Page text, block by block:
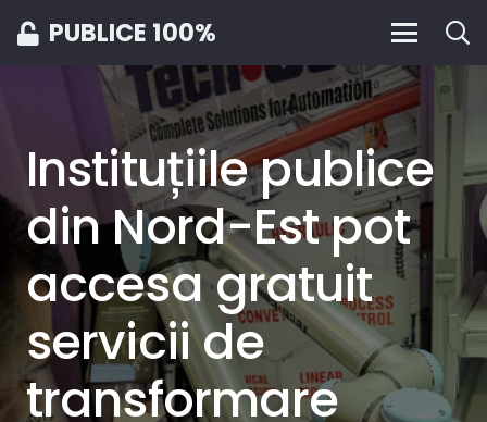
PUBLICE 100%
Instituțiile publice
din Nord-Est pot
accesa gratuit
servicii de
transformare